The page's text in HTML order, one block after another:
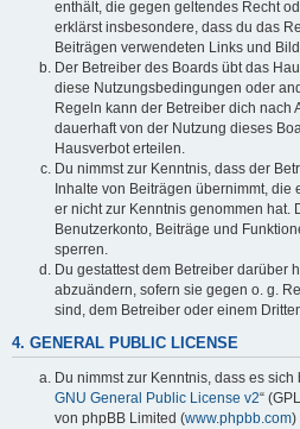
enthält, die gegen geltendes Recht
erklärst insbesondere, dass du das
Beiträgen verwendeten Links und
Der Betreiber des Boards übt das
diese Nutzungsbedingungen oder
Regeln kann der Betreiber dich nach
dauerhaft von der Nutzung dieses
Hausverbot erteilen.
Du nimmst zur Kenntnis, dass der
Inhalte von Beiträgen übernimmt, die
er nicht zur Kenntnis genommen hat.
Benutzerkonto, Beiträge und
sperren.
Du gestattest dem Betreiber darüber
abzuändern, sofern sie gegen o. g.
sind, dem Betreiber oder einem
4. GENERAL PUBLIC LICENSE
Du nimmst zur Kenntnis, dass es
GNU General Public License v2“
von phpBB Limited (www.phpbb.com)